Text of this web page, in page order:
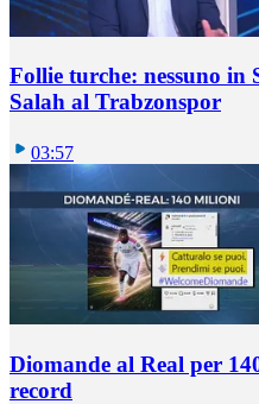
Follie turche: nessuno in
Salah al Trabzonspor
03:57
Diomande al Real per
record